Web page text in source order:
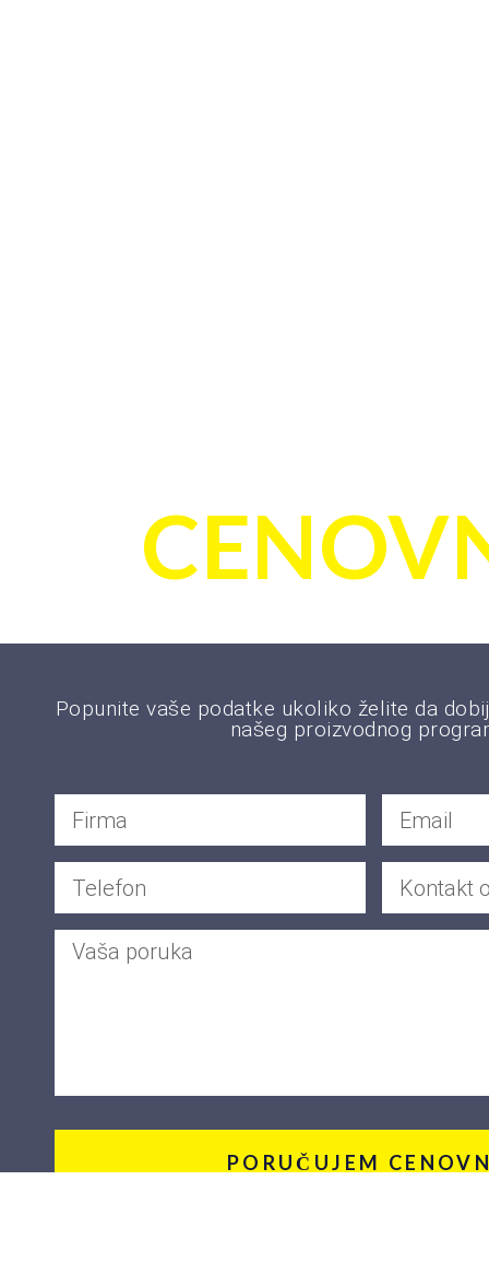
Popunite vaše podatke ukoliko želite da
našeg proizvodnog
PORUČUJEM